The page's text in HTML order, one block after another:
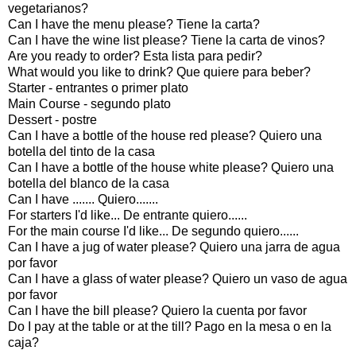
vegetarianos?
Can I have the menu please? Tiene la carta?
Can I have the wine list please? Tiene la carta de vinos?
Are you ready to order? Esta lista para pedir?
What would you like to drink? Que quiere para beber?
Starter - entrantes o primer plato
Main Course - segundo plato
Dessert - postre
Can I have a bottle of the house red please? Quiero una
botella del tinto de la casa
Can I have a bottle of the house white please? Quiero una
botella del blanco de la casa
Can I have ....... Quiero.......
For starters I'd like... De entrante quiero......
For the main course I'd like... De segundo quiero......
Can I have a jug of water please? Quiero una jarra de agua
por favor
Can I have a glass of water please? Quiero un vaso de agua
por favor
Can I have the bill please? Quiero la cuenta por favor
Do I pay at the table or at the till? Pago en la mesa o en la
caja?